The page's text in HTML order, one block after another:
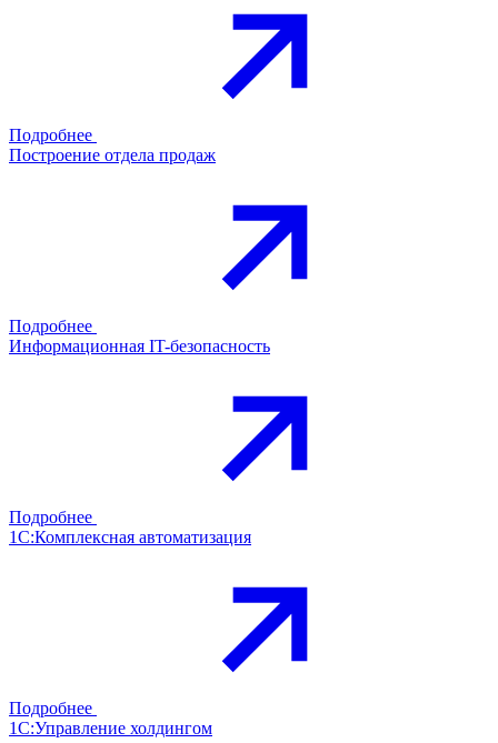
Подробнее
Построение отдела продаж
Подробнее
Информационная IT-безопасность
Подробнее
1С:Комплексная автоматизация
Подробнее
1С:Управление холдингом